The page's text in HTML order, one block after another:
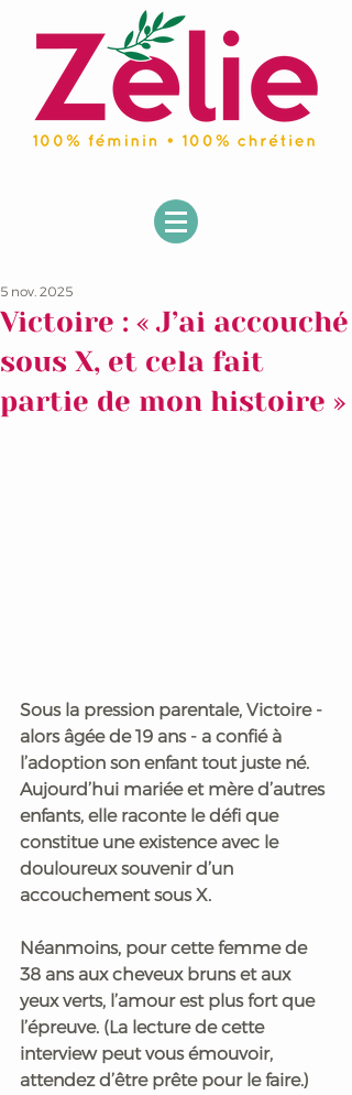
Victoire : « J’ai accouché
sous X, et cela fait
partie de mon histoire »
5 nov. 2025
Sous la pression parentale, Victoire -
alors âgée de 19 ans - a confié à
l’adoption son enfant tout juste né.
Aujourd’hui mariée et mère d’autres
enfants, elle raconte le défi que
constitue une existence avec le
douloureux souvenir d’un
accouchement sous X.
Néanmoins, pour cette femme de
38 ans aux cheveux bruns et aux
yeux verts, l’amour est plus fort que
l’épreuve. (La lecture de cette
interview peut vous émouvoir,
attendez d’être prête pour le faire.)